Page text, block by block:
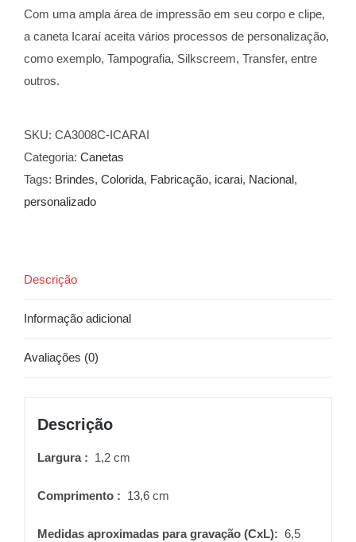
Com uma ampla área de impressão em seu corpo e clipe,
a caneta Icaraí aceita vários processos de personalização,
como exemplo, Tampografia, Silkscreem, Transfer, entre
outros.
SKU: CA3008C-ICARAI
Categoria: Canetas
Tags: Brindes, Colorida, Fabricação, icarai, Nacional,
personalizado
Descrição
Informação adicional
Avaliações (0)
Descrição
Largura: 1,2 cm
Comprimento: 13,6 cm
Medidas aproximadas para gravação(CxL): 6,5